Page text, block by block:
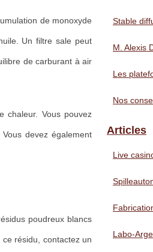
de monoxyde
Un filtre sale peut
de carburant à air
chaleur. Vous pouvez
devez également
poudreux blancs
résidu, contactez un
Stable
M. Alexis
Les
Nos
Articles
Live
Labo-